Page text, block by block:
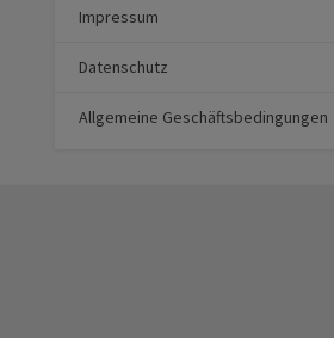
Impressum
Datenschutz
Allgemeine Geschäftsbedingungen